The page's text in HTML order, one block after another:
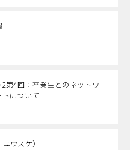
第4回：卒業生とのネットワー
について
ウスケ）